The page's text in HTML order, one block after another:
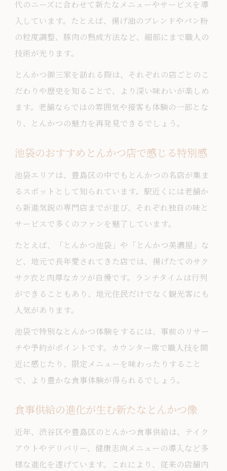
代のニーズに合わせて新たなメニューやサービスを導
入しています。たとえば、揚げ油のブレンドやパン粉
の粒度調整、豚肉の熟成方法など、細部にまで職人の
技術が光ります。
とんかつ御三家を訪れる際は、それぞれの店ごとのこ
だわりや歴史を知ることで、より深い味わいが楽しめ
ます。老舗ならではの雰囲気や接客も体験の一部とな
り、とんかつの魅力を再発見できるでしょう。
池袋のおすすめとんかつ店で感じる特別感
池袋エリアは、豊島区の中でもとんかつの名店が集ま
るスポットとして知られています。駅近くには老舗か
ら新進気鋭の専門店までが並び、それぞれ独自の味と
サービスで多くのファンを魅了しています。
たとえば、「とんかつ池袋」や「とんかつ美濃屋」な
ど、地元で長年愛されてきた店では、揚げたてのサク
サク衣と肉厚なカツが自慢です。ランチタイムは行列
ができることもあり、地元住民だけでなく観光客にも
人気があります。
池袋で特別なとんかつ体験をするには、事前のリサー
チや予約がポイントです。カウンター席で職人技を間
近に感じたり、限定メニューを味わったりすること
で、より豊かな食事体験が得られるでしょう。
食事供給の進化が生む新たなとんかつ像
近年、渋谷区や豊島区のとんかつ食事供給は、テイク
アウトやデリバリー、健康志向メニューの導入など多
様な進化を遂げています。これにより、従来の店舗内